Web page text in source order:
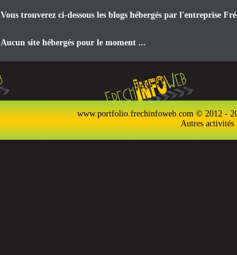
Vous trouverez ci-dessous les blogs hébergés par l'entreprise
Aucun site hébergés pour le moment ...
www.portfolio.frechinfoweb.com © 2012 -
Autres activités